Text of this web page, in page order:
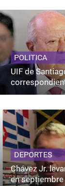
POLITICA
UIF de
DEPORTES
Chávez Jr.
en septiembre